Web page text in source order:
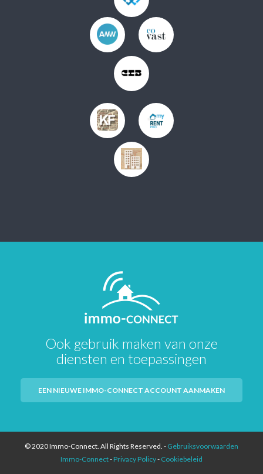
Ook gebruik maken van onze
diensten en toepassingen
EEN NIEUWE IMMO-CONNECT ACCOUNT AANMAKEN
© 2020 Immo-Connect. All Rights Reserved. - Gebruiksvoorwaarden
Immo-Connect- Privacy Policy- Cookiebeleid